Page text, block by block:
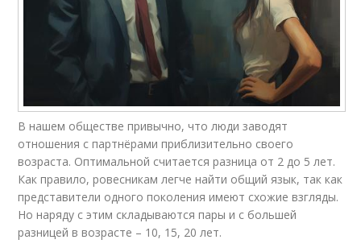
В нашем обществе привычно, что люди заводят
отношения с партнёрами приблизительно своего
возраста. Оптимальной считается разница от 2 до 5 лет.
Как правило, ровесникам легче найти общий язык, так как
представители одного поколения имеют схожие взгляды.
Но наряду с этим складываются пары и с большей
разницей в возрасте – 10, 15, 20 лет.